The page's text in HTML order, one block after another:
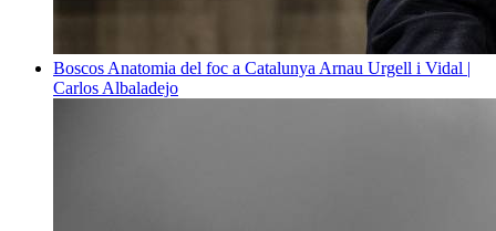
Boscos Anatomia del foc a Catalunya Arnau Urgell i Vidal |
Carlos Albaladejo